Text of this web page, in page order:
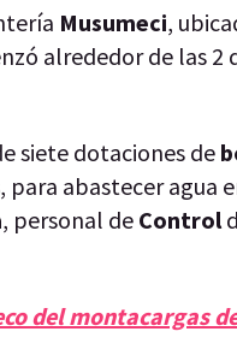
Musumeci,
alrededor de las 2
siete dotaciones de
para abastecer agua
, personal de Control
del montacargas